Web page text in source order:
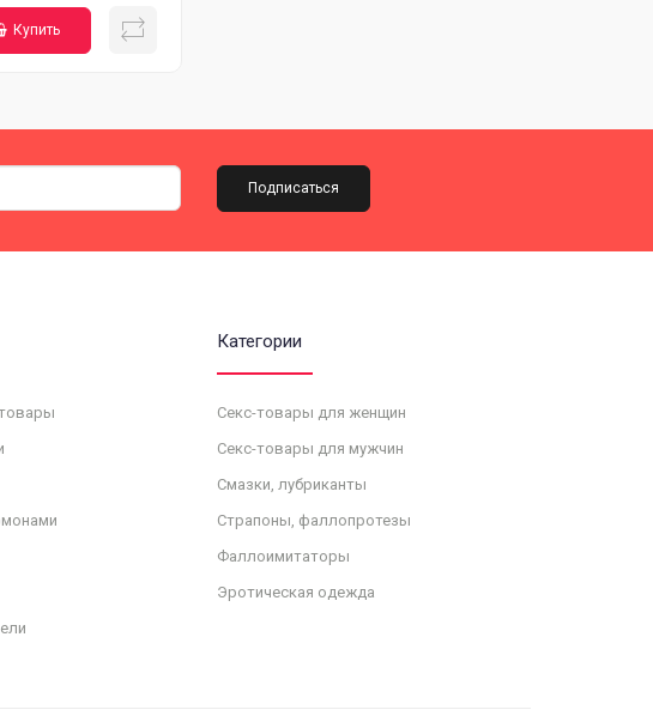
Купить
Подписаться
Категории
Секс-товары для женщин
Секс-товары для мужчин
Смазки, лубриканты
Страпоны, фаллопротезы
Фаллоимитаторы
Эротическая одежда